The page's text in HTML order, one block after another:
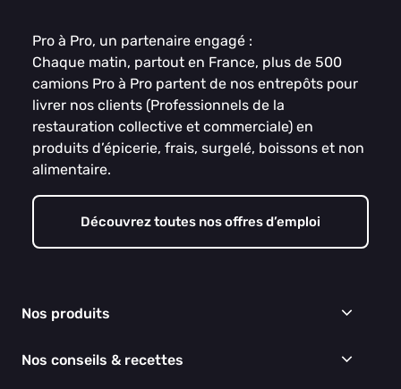
Pro à Pro, un partenaire engagé :
Chaque matin, partout en France, plus de 500
camions Pro à Pro partent de nos entrepôts pour
livrer nos clients (Professionnels de la
restauration collective et commerciale) en
produits d’épicerie, frais, surgelé, boissons et non
alimentaire.
Découvrez toutes nos offres d’emploi
Nos produits
Épicerie
Nos conseils & recettes